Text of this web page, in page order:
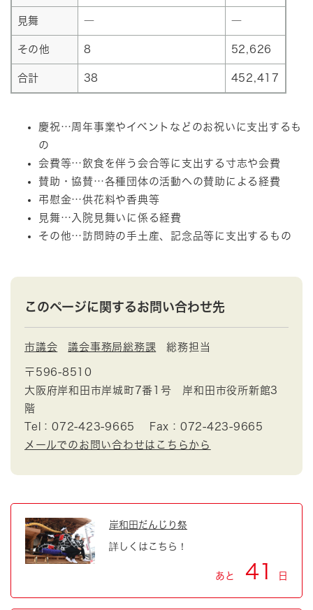
見舞 ― ―
その他 8 52,626
合計 38 452,417
慶祝…周年事業やイベントなどのお祝いに支出するも
の
会費等…飲食を伴う会合等に支出する寸志や会費
賛助・協賛…各種団体の活動への賛助による経費
弔慰金…供花料や香典等
見舞…入院見舞いに係る経費
その他…訪問時の手土産、記念品等に支出するもの
このページに関するお問い合わせ先
市議会 議会事務局総務課 総務担当
〒596-8510
大阪府岸和田市岸城町7番1号 岸和田市役所新館3
階
Tel：072-423-9665
Fax：072-423-9665
メールでのお問い合わせはこちらから
岸和田だんじり祭
詳しくはこちら！
あと 41 日